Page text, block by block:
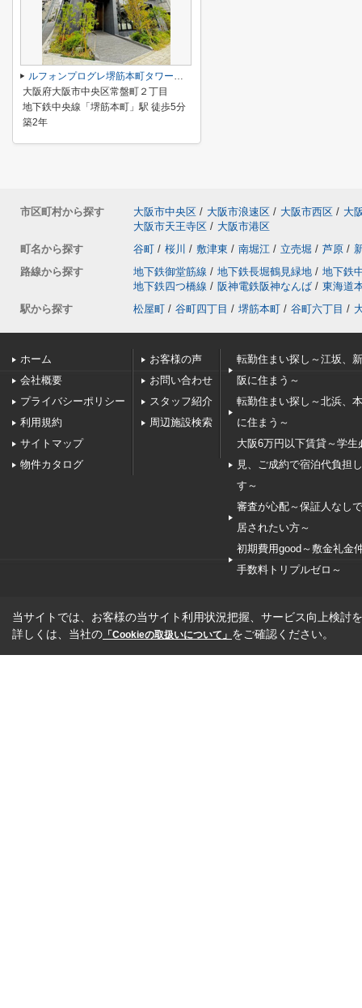
ルフォンプログレ堺筋本町タワーレジデンス
大阪府大阪市中央区常盤町２丁目
地下鉄中央線「堺筋本町」駅 徒歩5分
築2年
市区町村から探す 大阪市中央区 / 大阪市浪速区 / 大阪市西区 / 大
大阪市天王寺区 / 大阪市港区
町名から探す
谷町 / 桜川 / 敷津東 / 南堀江 / 立売堀 / 芦原 /
路線から探す
地下鉄御堂筋線 / 地下鉄長堀鶴見緑地 / 地下鉄
地下鉄四つ橋線 / 阪神電鉄阪神なんば / 東海道
駅から探す
松屋町 / 谷町四丁目 / 堺筋本町 / 谷町六丁目 /
ホーム
会社概要
プライバシーポリシー
利用規約
サイトマップ
物件カタログ
お客様の声
お問い合わせ
スタッフ紹介
周辺施設検索
転勤住まい探し～江坂、
阪に住まう～
転勤住まい探し～北浜、
に住まう～
大阪6万円以下賃貸～学生
見、ご成約で宿泊代負担
す～
審査が心配～保証人なし
居されたい方～
初期費用good～敷金礼金
手数料トリプルゼロ～
当サイトでは、お客様の当サイト利用状況把握、サービス向上検討
詳しくは、当社の 「Cookieの取扱いについて」 をご確認ください。